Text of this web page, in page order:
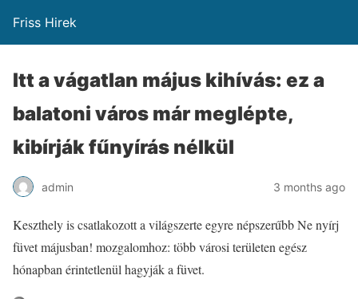
Friss Hirek
Itt a vágatlan május kihívás: ez a
balatoni város már meglépte,
kibírják fűnyírás nélkül
admin 3 months ago
Keszthely is csatlakozott a világszerte egyre népszerűbb Ne nyírj
füvet májusban! mozgalomhoz: több városi területen egész
hónapban érintetlenül hagyják a füvet.